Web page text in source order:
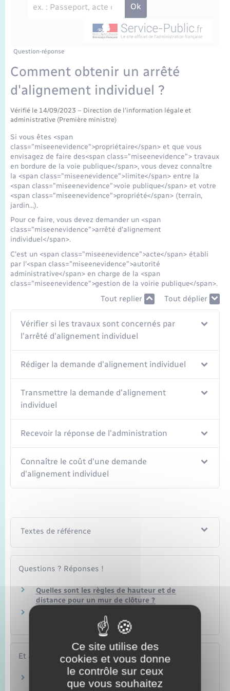
Etat-civil - Papiers - Citoyenneté
Parrainage civil
Concessions funéraires
Nouvel habitant
Numérique
Organisation d’événement
Sécurité - Prévention
Seniors
Transports
Transports scolaires
Voirie et espace public
Travaux - Autorisation d’occupation de l’espace
Plan interactif
Question-réponse
Comment obtenir un arrêté
d'alignement individuel ?
Vérifié le 14/09/2023 – Direction de l'information légale et
administrative (Première ministre)
Si vous êtes <span
class="miseenevidence">propriétaire</span> et que vous
envisagez de faire des<span class="miseenevidence"> travaux
en bordure de la voie publique</span>, vous devez connaître
la <span class="miseenevidence">limite</span> entre la
<span class="miseenevidence">voie publique</span> et votre
<span class="miseenevidence">propriété</span> (terrain,
jardin…).
Pour ce faire, vous devez demander un <span
class="miseenevidence">arrêté d'alignement
individuel</span>.
C'est un <span class="miseenevidence">acte</span> établi
par l'<span class="miseenevidence">autorité
administrative</span> en charge de la <span
class="miseenevidence">gestion de la voirie publique</span>.
Tout replier Tout déplier
Vérifier si les travaux sont concernés par
l'arrêté d'alignement individuel
Rédiger la demande d'alignement individuel
Transmettre la demande d'alignement
individuel
Recevoir la réponse de l'administration
Connaître le coût d'une demande
d'alignement individuel
Textes de référence
Questions ? Réponses !
Quelles sont les règles de hauteur et de
distance pour un mur de clôture ?
Et aussi
Vie pratique en logement individuel (maison)
Ce site utilise des
cookies et vous donne
le contrôle sur ceux
que vous souhaitez